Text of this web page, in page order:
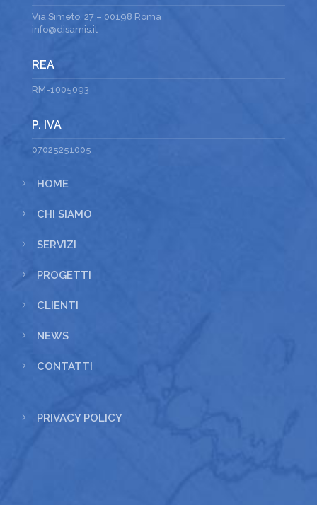
Via Simeto, 27 – 00198 Roma
info@disamis.it
REA
RM-1005093
P. IVA
07025251005
5 HOME
5 CHI SIAMO
5 SERVIZI
5 PROGETTI
5 CLIENTI
5 NEWS
5 CONTATTI
5 PRIVACY POLICY